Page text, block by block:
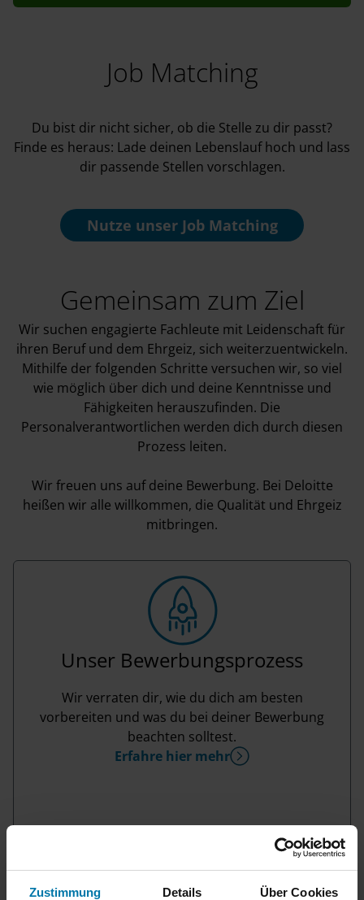
Zustimmung Details Über Cookies
Job Matching
Du bist dir nicht sicher, ob die Stelle zu dir passt?
Finde es heraus: Lade deinen Lebenslauf hoch und lass
dir passende Stellen vorschlagen.
Nutze unserJob Matching
Gemeinsam zum Ziel
Wir suchen engagierte Fachleute mit Leidenschaft für
ihren Beruf und dem Ehrgeiz, sich weiterzuentwickeln.
Mithilfe der folgenden Schritte versuchen wir, so viel
wie möglich über dich und deine Kenntnisse und
Fähigkeiten herauszufinden. Die
Personalverantwortlichen werden dich durch diesen
Prozess leiten.
Wir freuen uns auf deine Bewerbung. Bei Deloitte
heißen wir alle willkommen, die Qualität und Ehrgeiz
mitbringen.
Unser Bewerbungsprozess
Wir verraten dir, wie du dich am besten
vorbereiten und was du bei deiner Bewerbung
beachten solltest.
Erfahre hier mehr